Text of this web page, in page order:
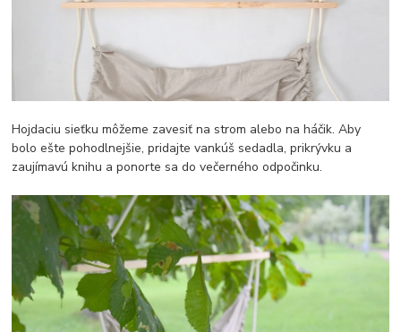
Hojdaciu sieťku môžeme zavesiť na strom alebo na háčik. Aby
bolo ešte pohodlnejšie, pridajte vankúš sedadla, prikrývku a
zaujímavú knihu a ponorte sa do večerného odpočinku.